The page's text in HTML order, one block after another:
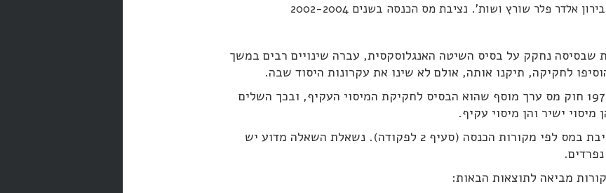
אלדר פלר שורץ ושות'. נציבת מס הכנסה בשנים 2002-2004
שבסיסה נחקק על בסיס השיטה האנגלוסקסית, עברה שינויים רבים במשך
לחקיקה, תיקנו אותה, אולם לא שינו את עקרונות היסוד שבה.
למערכת נוסף בשנת 1975 חוק מס ערך מוסף שהוא הבסיס לחקיקת המיסוי העקיף, ובכך השלים
ישיר והן מיסוי עקיף.
פקודת מס הכנסה מחייבת במס לפי מקורות הכנסה (סעיף 2 לפקודה). נשאלת השאלה מדוע יש
מביאה לתוצאות הבאות: